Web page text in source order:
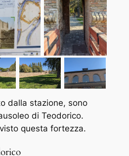
dalla stazione, sono
di Teodorico.
questa fortezza.